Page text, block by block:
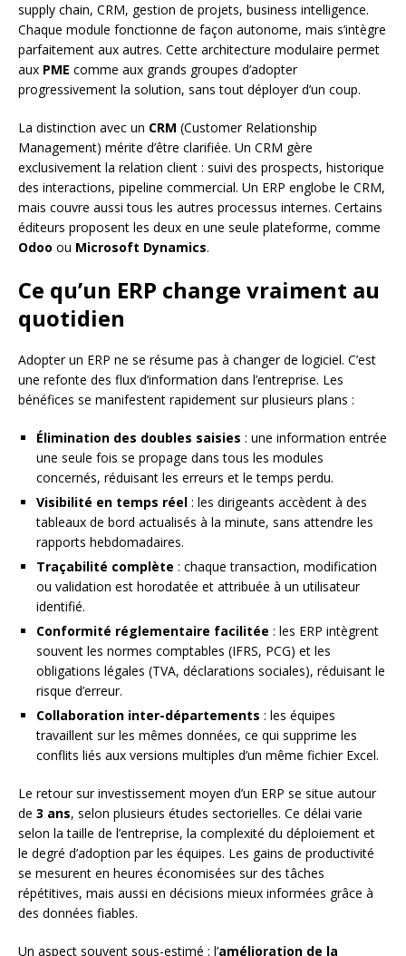
supply chain, CRM, gestion de projets, business intelligence.
Chaque module fonctionne de façon autonome, mais s’intègre
parfaitement aux autres. Cette architecture modulaire permet
aux PME comme aux grands groupes d’adopter
progressivement la solution, sans tout déployer d’un coup.
La distinction avec un CRM (Customer Relationship
Management) mérite d’être clarifiée. Un CRM gère
exclusivement la relation client : suivi des prospects, historique
des interactions, pipeline commercial. Un ERP englobe le CRM,
mais couvre aussi tous les autres processus internes. Certains
éditeurs proposent les deux en une seule plateforme, comme
Odoo ou Microsoft Dynamics.
Ce qu’un ERP change vraiment au
quotidien
Adopter un ERP ne se résume pas à changer de logiciel. C’est
une refonte des flux d’information dans l’entreprise. Les
bénéfices se manifestent rapidement sur plusieurs plans :
Élimination des doubles saisies : une information entrée
une seule fois se propage dans tous les modules
concernés, réduisant les erreurs et le temps perdu.
Visibilité en temps réel : les dirigeants accèdent à des
tableaux de bord actualisés à la minute, sans attendre les
rapports hebdomadaires.
Traçabilité complète : chaque transaction, modification
ou validation est horodatée et attribuée à un utilisateur
identifié.
Conformité réglementaire facilitée : les ERP intègrent
souvent les normes comptables (IFRS, PCG) et les
obligations légales (TVA, déclarations sociales), réduisant le
risque d’erreur.
Collaboration inter-départements : les équipes
travaillent sur les mêmes données, ce qui supprime les
conflits liés aux versions multiples d’un même fichier Excel.
Le retour sur investissement moyen d’un ERP se situe autour
de 3 ans, selon plusieurs études sectorielles. Ce délai varie
selon la taille de l’entreprise, la complexité du déploiement et
le degré d’adoption par les équipes. Les gains de productivité
se mesurent en heures économisées sur des tâches
répétitives, mais aussi en décisions mieux informées grâce à
des données fiables.
Un aspect souvent sous-estimé : l’amélioration de la